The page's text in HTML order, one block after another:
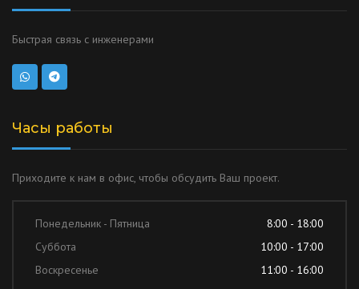
Быстрая связь с инженерами
Часы работы
Приходите к нам в офис, чтобы обсудить Ваш проект.
Понедельник - Пятница
8:00 - 18:00
Суббота
10:00 - 17:00
Воскресенье
11:00 - 16:00